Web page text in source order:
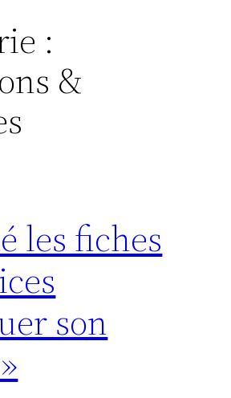
:
&
les fiches
son